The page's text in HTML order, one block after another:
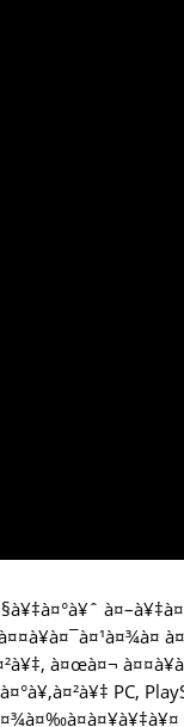
à¤œà¤¬
PC,